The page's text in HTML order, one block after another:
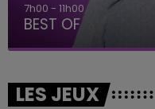
7h00 - 11h00
BEST OF
LES JEUX